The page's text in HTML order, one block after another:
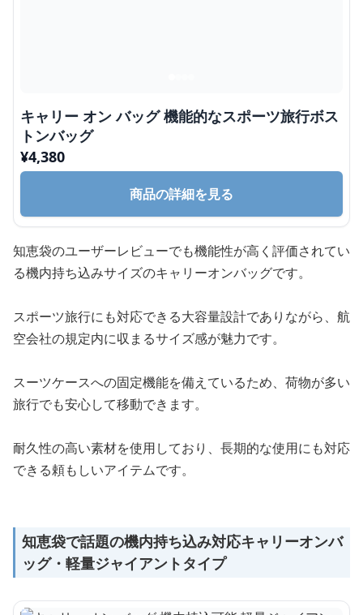
キャリー オン バッグ 機能的なスポーツ旅行ボス
トンバッグ
¥4,380
商品の詳細を見る
知恵袋のユーザーレビューでも機能性が高く評価されてい
る機内持ち込みサイズのキャリーオンバッグです。
スポーツ旅行にも対応できる大容量設計でありながら、航
空会社の規定内に収まるサイズ感が魅力です。
スーツケースへの固定機能を備えているため、荷物が多い
旅行でも安心して移動できます。
耐久性の高い素材を使用しており、長期的な使用にも対応
できる頼もしいアイテムです。
知恵袋で話題の機内持ち込み対応キャリーオンバ
ッグ・軽量ジャイアントタイプ